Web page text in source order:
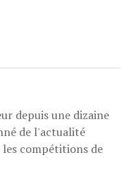
depuis une dizaine
de l'actualité
compétitions de